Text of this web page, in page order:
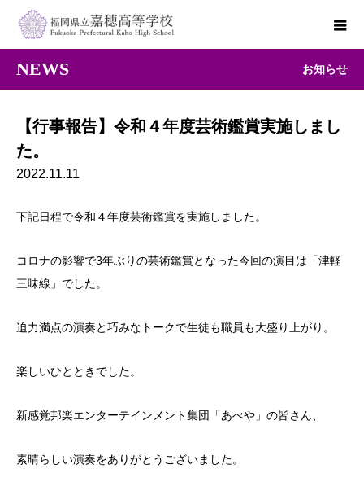
NEWS お知らせ
【行事報告】令和４年度芸術鑑賞実施しまし
た。
2022.11.11
下記日程で令和４年度芸術鑑賞を実施しました。
コロナの影響で3年ぶりの芸術鑑賞となった今回の演目は「津軽
三味線」でした。
迫力満点の演奏と巧みなトークで生徒も職員も大盛り上がり。
楽しいひとときでした。
新感覚邦楽エンターテインメント集団「あべや」の皆さん、
素晴らしい演奏をありがとうございました。